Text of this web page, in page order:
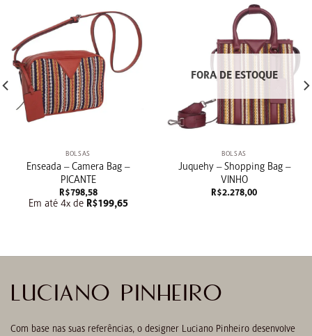
BOLSAS
Enseada – Camera Bag –
PICANTE
R$798,58
Em até 4x de R$199,65
FORA DE ESTOQUE
BOLSAS
Juquehy – Shopping Bag –
VINHO
R$2.278,00
LUCIANO PINHEIRO
Com base nas suas referências, o designer Luciano Pinheiro desenvolve